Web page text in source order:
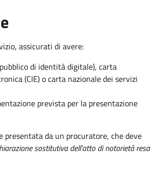
assicurati di avere:
di identità digitale), carta
(CIE) o carta nazionale dei servizi
prevista per la presentazione
presentata da un procuratore, che deve
sostitutiva dell'atto di notorietà resa